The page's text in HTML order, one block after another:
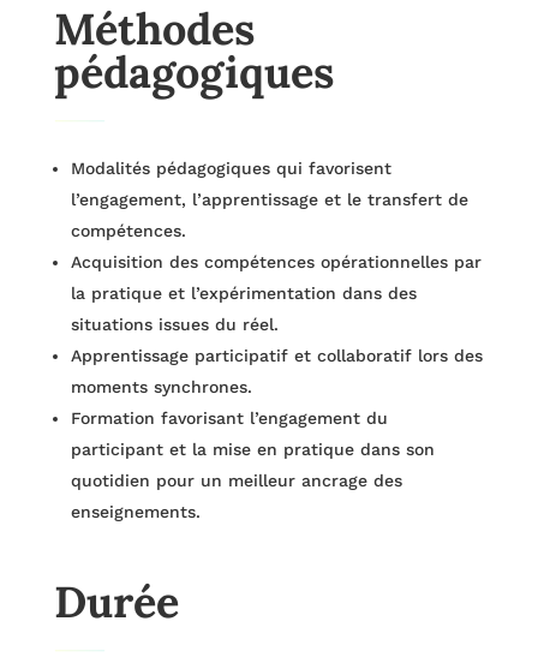
Méthodes
pédagogiques
Modalités pédagogiques qui favorisent
l’engagement, l’apprentissage et le transfert de
compétences.
Acquisition des compétences opérationnelles par
la pratique et l’expérimentation dans des
situations issues du réel.
Apprentissage participatif et collaboratif lors des
moments synchrones.
Formation favorisant l’engagement du
participant et la mise en pratique dans son
quotidien pour un meilleur ancrage des
enseignements.
Durée